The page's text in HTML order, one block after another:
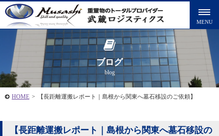
ブログ
blog
HOME > 【長距離運搬レポート｜島根から関東へ墓石移設のご依頼】
【長距離運搬レポート｜島根から関東へ墓石移設の